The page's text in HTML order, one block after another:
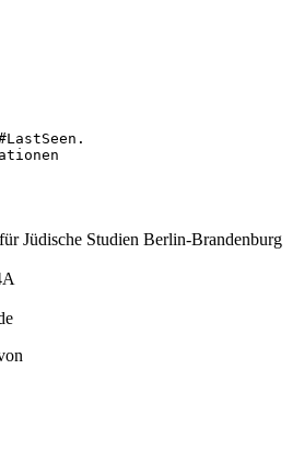
Jüdische Studien Berlin-Brandenburg